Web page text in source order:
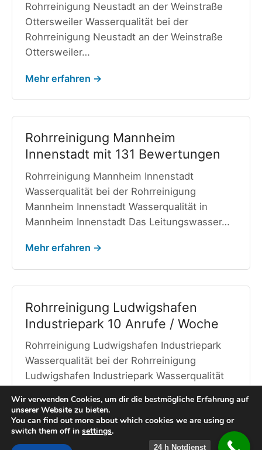
Rohrreinigung Neustadt an der Weinstraße
Ottersweiler Wasserqualität bei der
Rohrreinigung Neustadt an der Weinstraße
Ottersweiler…
Mehr erfahren →
Rohrreinigung Mannheim
Innenstadt mit 131 Bewertungen
Rohrreinigung Mannheim Innenstadt
Wasserqualität bei der Rohrreinigung
Mannheim Innenstadt Wasserqualität in
Mannheim Innenstadt Das Leitungswasser…
Mehr erfahren →
Rohrreinigung Ludwigshafen
Industriepark 10 Anrufe / Woche
Rohrreinigung Ludwigshafen Industriepark
Wasserqualität bei der Rohrreinigung
Ludwigshafen Industriepark Wasserqualität
Wasserhärte…
Mehr erfahren →
Wir verwenden Cookies, um dir die bestmögliche Erfahrung auf
unserer Website zu bieten.
You can find out more about which cookies we are using or
switch them off in settings.
24 h Notdienst